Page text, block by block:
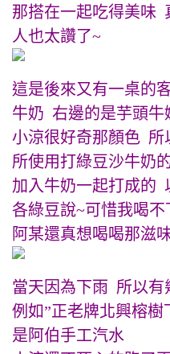
那搭在一起吃得美味
人也太讚了~
這是後來又有一桌的
牛奶 右邊的是芋頭牛
小涼很好奇那顏色
所使用打綠豆沙牛奶
加入牛奶一起打成的
各綠豆說~可惜我喝不
阿某還真想喝喝那滋
當天因為下雨 所以有
例如”正老牌北興榕
是阿伯手工汽水